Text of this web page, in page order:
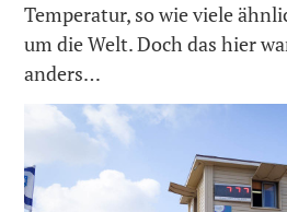
Temperatur, so wie viele
um die Welt. Doch das hier
anders…